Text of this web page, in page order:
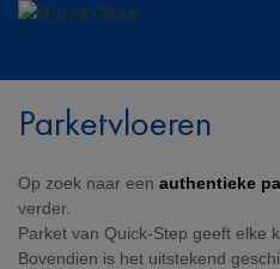
Parketvloeren
Op zoek naar een authentieke
verder.
Parket van Quick-Step geeft elke
Bovendien is het uitstekend